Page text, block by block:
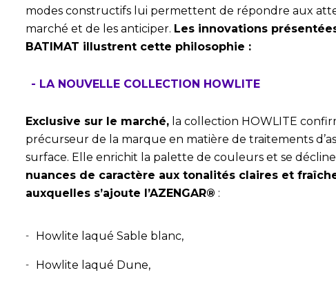
modes constructifs lui permettent de répondre aux
marché et de les anticiper. Les innovations
BATIMAT illustrent cette philosophie :
- LA NOUVELLE COLLECTION HOWLITE
Exclusive sur le marché, la collection HOWLITE
précurseur de la marque en matière de traitements
surface. Elle enrichit la palette de couleurs et se
nuances de caractère aux tonalités claires et
auxquelles s’ajoute l’AZENGAR® :
Howlite laqué Sable blanc,
Howlite laqué Dune,